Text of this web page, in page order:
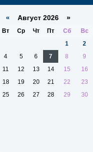
« Август 2026 »
Вт Ср Чт Пт Сб
Вс
1
2
4 5 6 7 8
9
11 12 13 14 15
16
18 19 20 21 22
23
25 26 27 28 29
30